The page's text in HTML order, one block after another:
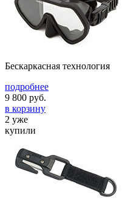
Бескаркасная технология
подробнее
9 800 руб.
в корзину
2 уже
купили